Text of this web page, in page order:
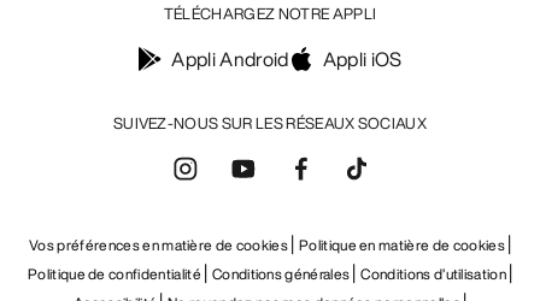
SUIVEZ-NOUS SUR LES RÉSEAUX SOCIAUX
TÉLÉCHARGEZ NOTRE APPLI
Appli Android Appli iOS
Vos préférences en matière de cookies Politique en matière de cookies
Politique de confidentialité Conditions générales Conditions d’utilisation